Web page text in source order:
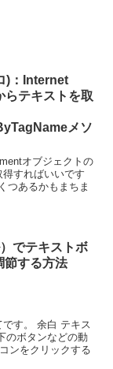
)：Internet
らテキストを取
メソ
オブジェクトの
すればいいです
つあるかもまちま
でテキストボ
節する方法
す。 余白 テキス
のボタンなどの動
ンをクリックする